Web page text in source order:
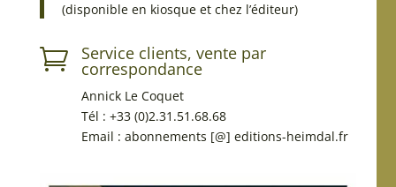
(disponible en kiosque et chez l’éditeur)
 Service clients, vente par
correspondance
Annick Le Coquet
Tél : +33 (0)2.31.51.68.68
Email : abonnements [@] editions-heimdal.fr